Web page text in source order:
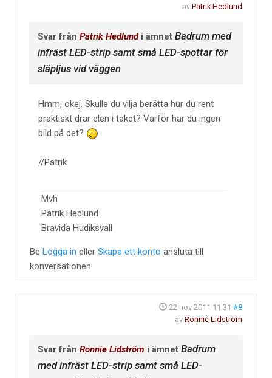
av Patrik Hedlund
Svar från Patrik Hedlundi ämnet Badrum med
infräst LED-strip samt små LED-spottar för
släpljus vid väggen
Hmm, okej. Skulle du vilja berätta hur du rent
praktiskt drar elen i taket? Varför har du ingen
bild på det?
//Patrik
Mvh
Patrik Hedlund
Bravida Hudiksvall
Be Logga in eller Skapa ett konto ansluta till
konversationen.
22 nov 2011 11:31 #8
av Ronnie Lidström
Svar från Ronnie Lidström i ämnet Badrum
med infräst LED-strip samt små LED-